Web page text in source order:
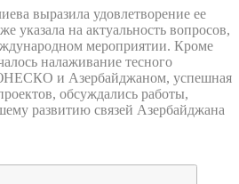
выразила удовлетворение ее
указала на актуальность вопросов,
мероприятии. Кроме
налаживание тесного
и Азербайджаном, успешная
обсуждались работы,
развитию связей Азербайджана